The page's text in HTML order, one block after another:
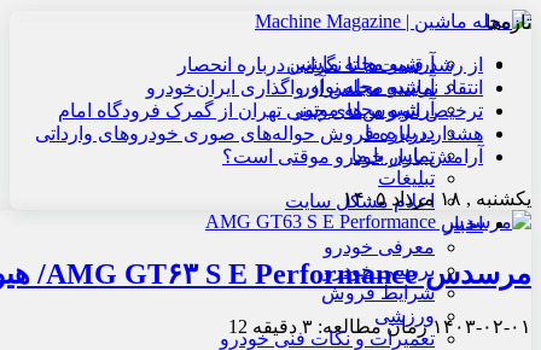
آرشیو مجله ماشین
آرشیو مجله نوآور
آرشیو مجله موتور
درباره ما
تماس با ما
تبلیغات
اعلام مشکل سایت
اخبار
معرفی خودرو
بررسی خودرو
شرایط فروش
ورزشی
تعمیرات و نکات فنی خودرو
تازه‌ها
از رشد قیمت‌ها تا نگرانی درباره انحصار
انتقاد نماینده مجلس از واگذاری ایران‌خودرو
ترخیص اتوبوس‌های چینی تهران از گمرک فرودگاه امام
هشدار درباره فروش حواله‌های صوری خودروهای وارداتی
آرامش بازار خودرو موقتی است؟
یکشنبه , ۱۸ مرداد ۱۴۰۵
مرسدس AMG GT۶۳ S E Performance/ هیولای هیبریدی با عملکرد بالا
۱۴۰۳-۰۲-۰۱زمان مطالعه: ۳ دقیقه